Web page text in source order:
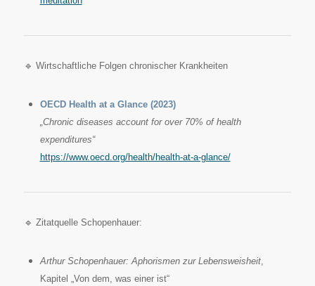
🔹 Wirtschaftliche Folgen chronischer Krankheiten
OECD Health at a Glance (2023)
„Chronic diseases account for over 70% of health
expenditures“
https://www.oecd.org/health/health-at-a-glance/
🔹 Zitatquelle Schopenhauer:
Arthur Schopenhauer: Aphorismen zur Lebensweisheit,
Kapitel „Von dem, was einer ist“